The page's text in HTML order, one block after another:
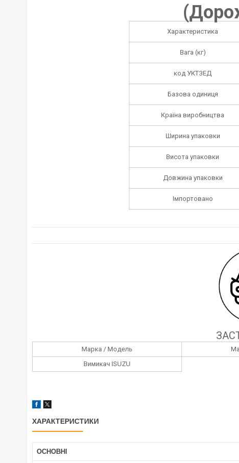
(
Характеристика
Вага (кг)
код УКТЗЕД
Базова одиниця
Країна виробництва
Ширина упаковки
Висота упаковки
Довжина упаковки
Імпортовано
Марка / Модель
Вимикач ISUZU
ХАРАКТЕРИСТИКИ
ОСНОВНІ